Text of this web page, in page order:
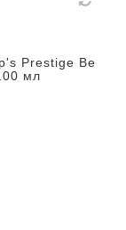
Prestige Be
мл